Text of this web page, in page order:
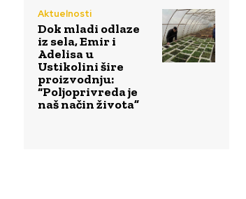
Aktuelnosti
Dok mladi odlaze
iz sela, Emir i
Adelisa u
Ustikolini šire
proizvodnju:
“Poljoprivreda je
naš način života”